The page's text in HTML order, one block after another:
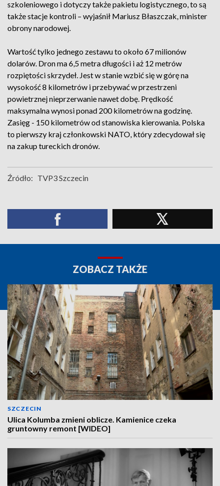
szkoleniowego i dotyczy także pakietu logistycznego, to są
także stacje kontroli – wyjaśnił Mariusz Błaszczak, minister
obrony narodowej.
Wartość tylko jednego zestawu to około 67 milionów
dolarów. Dron ma 6,5 metra długości i aż 12 metrów
rozpiętości skrzydeł. Jest w stanie wzbić się w górę na
wysokość 8 kilometrów i przebywać w przestrzeni
powietrznej nieprzerwanie nawet dobę. Prędkość
maksymalna wynosi ponad 200 kilometrów na godzinę.
Zasięg - 150 kilometrów od stanowiska kierowania. Polska
to pierwszy kraj członkowski NATO, który zdecydował się
na zakup tureckich dronów.
Źródło: TVP3 Szczecin
ZOBACZ TAKŻE
SZCZECIN
Ulica Kolumba zmieni oblicze. Kamienice czeka
gruntowny remont [WIDEO]